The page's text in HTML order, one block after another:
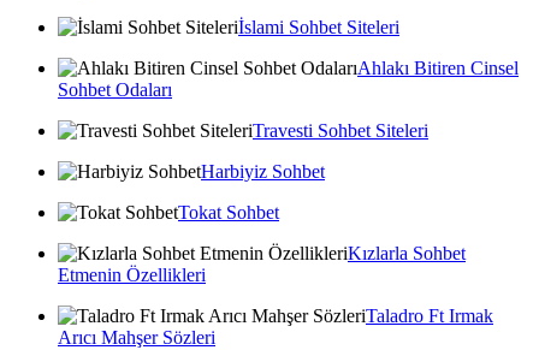
İslami Sohbet Siteleri
Ahlakı Bitiren Cinsel
Sohbet Odaları
Travesti Sohbet Siteleri
Harbiyiz Sohbet
Tokat Sohbet
Kızlarla Sohbet
Etmenin Özellikleri
Taladro Ft Irmak
Arıcı Mahşer Sözleri